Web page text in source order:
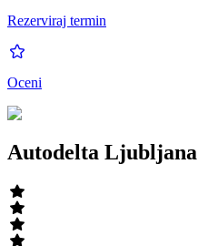
Rezerviraj termin
Oceni
Autodelta Ljubljana